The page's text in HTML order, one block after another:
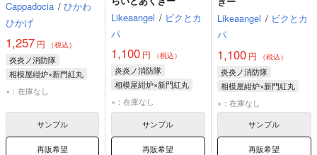
Cappadocia / ひかわ
ひかげ
1,257 円 （税込）
炎炎ノ消防隊
相模屋紺炉×新門紅丸
相模屋紺炉
×：在庫なし
サンプル
再販希望
Likeaangel / ビクとカ
パ
1,100 円 （税込）
炎炎ノ消防隊
相模屋紺炉×新門紅丸
×：在庫なし
サンプル
再販希望
Likeaangel / ビクとカ
パ
1,100円 （税込）
炎炎ノ消防隊
相模屋紺炉×新門紅丸
×：在庫なし
サンプル
再販希望